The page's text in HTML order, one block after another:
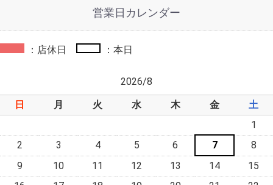
営業日カレンダー
：店休日 ：本日
2026/8
日
月 火 水 木 金
土
1
2
3 4 5 6 7
8
9
10 11 12 13 14
15